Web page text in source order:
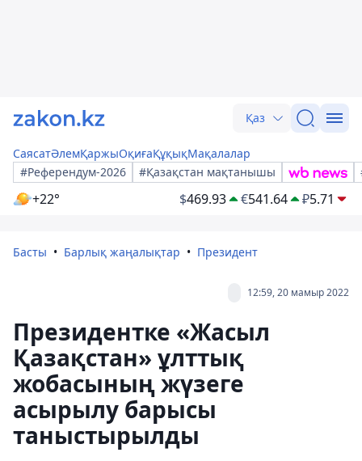
Қаз
СаясатӘлемҚаржыОқиғаҚұқықМақалалар
#Референдум-2026
#Қазақстан мақтанышы
+22° $469.93 €541.64 ₽5.71
Басты Барлық жаңалықтар Президент
12:59, 20 мамыр 2022
Президентке «Жасыл
Қазақстан» ұлттық
жобасының жүзеге
асырылу барысы
таныстырылды